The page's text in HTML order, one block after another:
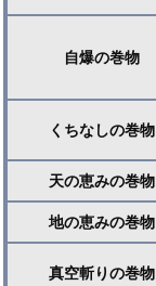
自爆の巻物
くちなしの巻物
天の恵みの巻物
地の恵みの巻物
真空斬りの巻物